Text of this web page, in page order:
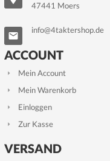
47441 Moers
info@4taktershop.de
ACCOUNT
Mein Account
Mein Warenkorb
Einloggen
Zur Kasse
VERSAND